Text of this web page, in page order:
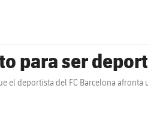
para ser
el deportista del FC Barcelona